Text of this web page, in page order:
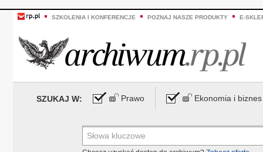
SZKOLENIA I KONFERENCJE POZNAJ NASZE PRODUKTY E-
SZUKAJ W: Prawo Ekonomia i biznes